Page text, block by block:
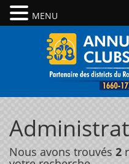
Nous avons trouvés 2
MENU